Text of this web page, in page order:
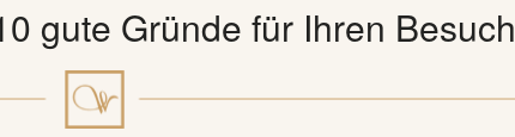
gute Gründe für Ihren Besuch